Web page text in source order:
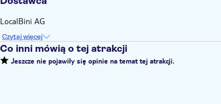
LocalBini AG
Czytaj więcej
Co inni mówią o tej atrakcji
Jeszcze nie pojawiły się opinie na temat tej atrakcji.